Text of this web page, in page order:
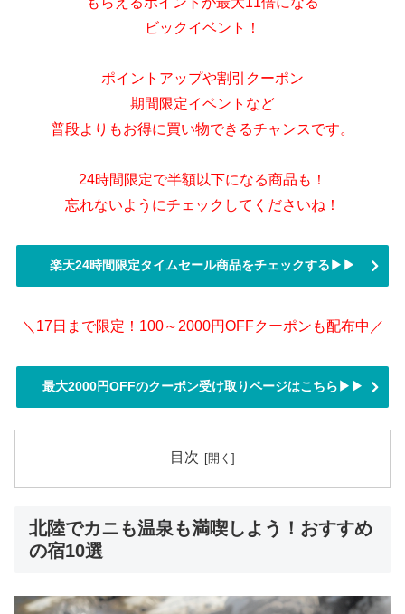
ビックイベント！
ポイントアップや割引クーポン
期間限定イベントなど
普段よりもお得に買い物できるチャンスです。
24時間限定で半額以下になる商品も！
忘れないようにチェックしてくださいね！
楽天24時間限定タイムセール商品をチェックする▶▶
＼17日まで限定！100～2000円OFFクーポンも配布中／
最大2000円OFFのクーポン受け取りページはこちら▶▶
目次
北陸でカニも温泉も満喫しよう！おすすめ
の宿10選